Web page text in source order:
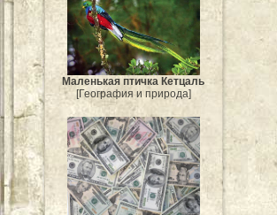
Маленькая птичка Кетцаль
[География и природа]